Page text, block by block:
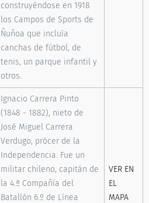
construyéndose en 1918
los Campos de Sports de
Ñuñoa que incluía
canchas de fútbol, de
tenis, un parque infantil y
otros.
Ignacio Carrera Pinto
(1848 - 1882), nieto de
José Miguel Carrera
Verdugo, prócer de la
Independencia. Fue un
militar chileno, capitán de
la 4.ª Compañía del
Batallón 6.º de Línea
VER EN
EL
MAPA